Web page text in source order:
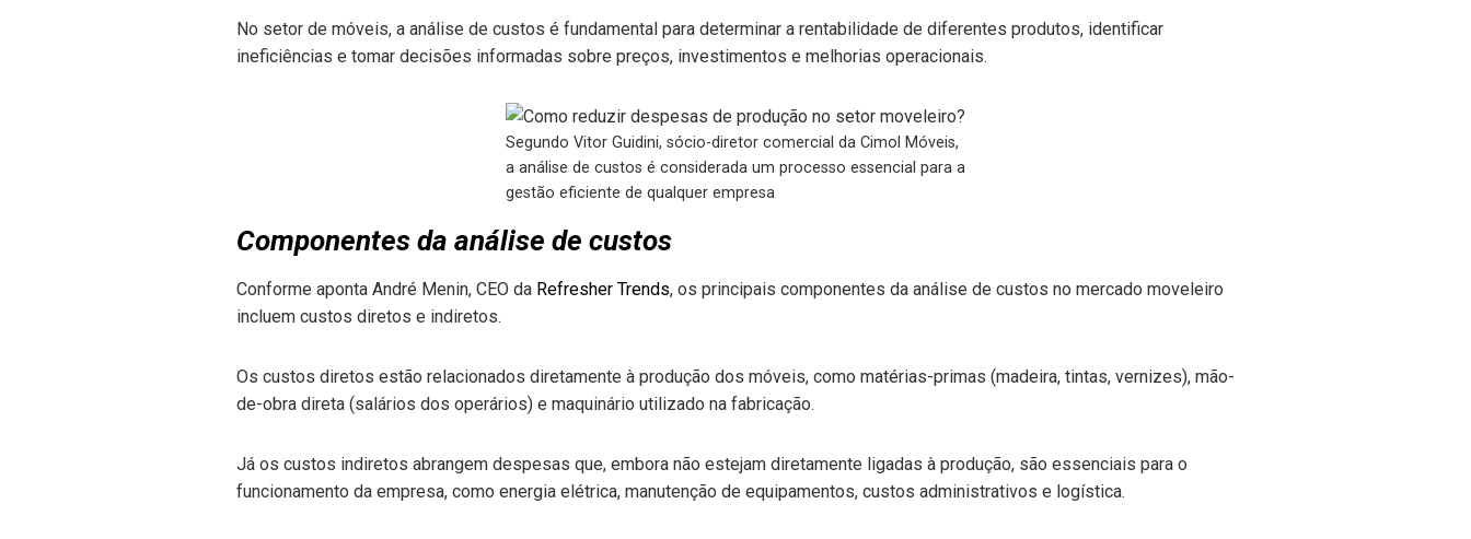
No setor de móveis, a análise de custos é fundamental para determinar a rentabilidade de diferentes produtos, identificar
ineficiências e tomar decisões informadas sobre preços, investimentos e melhorias operacionais.
Segundo Vitor Guidini, sócio-diretor comercial da Cimol Móveis,
a análise de custos é considerada um processo essencial para a
gestão eficiente de qualquer empresa
Componentes da análise de custos
Conforme aponta André Menin, CEO da Refresher Trends, os principais componentes da análise de custos no mercado moveleiro
incluem custos diretos e indiretos.
Os custos diretos estão relacionados diretamente à produção dos móveis, como matérias-primas (madeira, tintas, vernizes), mão-
de-obra direta (salários dos operários) e maquinário utilizado na fabricação.
Já os custos indiretos abrangem despesas que, embora não estejam diretamente ligadas à produção, são essenciais para o
funcionamento da empresa, como energia elétrica, manutenção de equipamentos, custos administrativos e logística.